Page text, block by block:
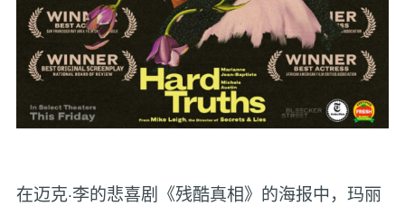
在迈克·李的悲喜剧《残酷真相》的海报中，玛丽